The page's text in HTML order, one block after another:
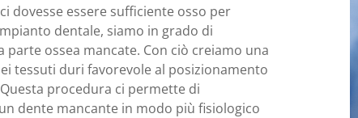
dovesse essere sufficiente osso per
dentale, siamo in grado di
parte ossea mancate. Con ciò creiamo una
tessuti duri favorevole al posizionamento
procedura ci permette di
dente mancante in modo più fisiologico